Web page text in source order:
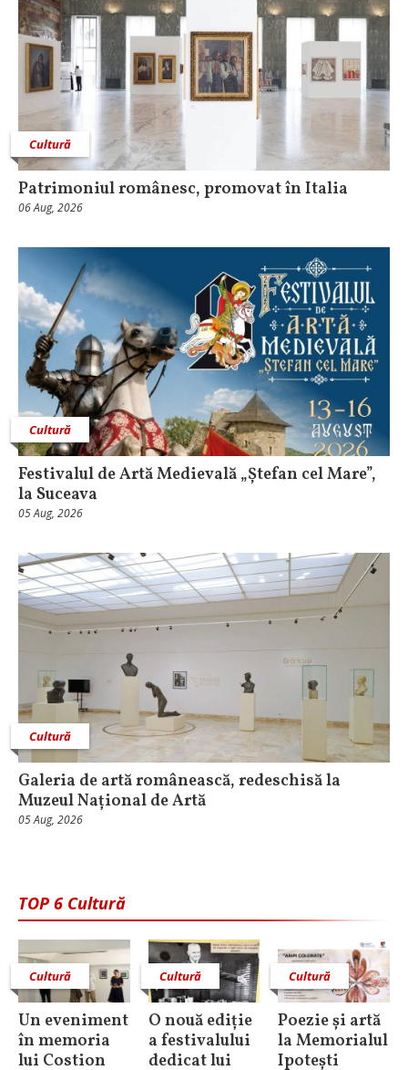
Cultură
Patrimoniul românesc, promovat în Italia
06 Aug, 2026
Cultură
Festivalul de Artă Medievală „Ștefan cel Mare”,
la Suceava
05 Aug, 2026
Cultură
Galeria de artă românească, redeschisă la
Muzeul Național de Artă
05 Aug, 2026
TOP 6 Cultură
Cultură
Un eveniment
în memoria
lui Costion
Cultură
O nouă ediție
a festivalului
dedicat lui
Cultură
Poezie și artă
la Memorialul
Ipotești